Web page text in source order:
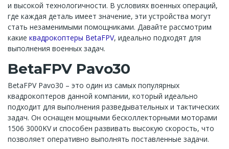
и высокой технологичности. В условиях военных операций,
где каждая деталь имеет значение, эти устройства могут
стать незаменимыми помощниками. Давайте рассмотрим
какие квадрокоптеры BetaFPV, идеально подходят для
выполнения военных задач.
BetaFPV Pavo30
BetaFPV Pavo30 – это один из самых популярных
квадрокоптеров данной компании, который идеально
подходит для выполнения разведывательных и тактических
задач. Он оснащен мощными бесколлекторными моторами
1506 3000KV и способен развивать высокую скорость, что
позволяет оперативно выполнять поставленные задачи.